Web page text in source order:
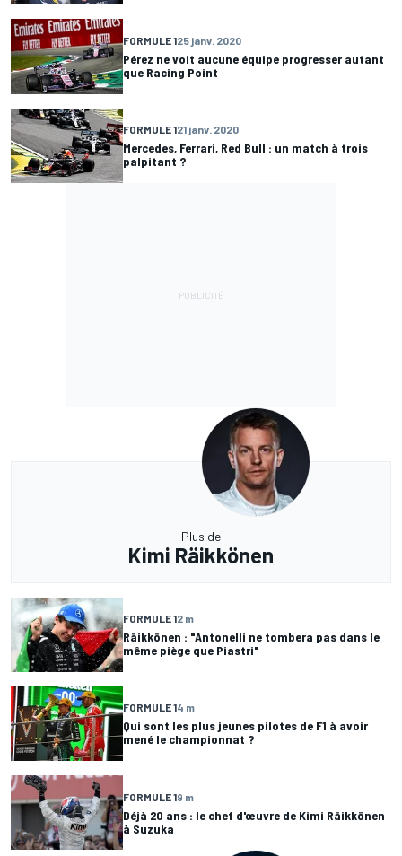
FORMULE 125 janv. 2020
Pérez ne voit aucune équipe progresser autant
que Racing Point
FORMULE 121 janv. 2020
Mercedes, Ferrari, Red Bull : un match à trois
palpitant ?
Plus de
Kimi Räikkönen
FORMULE 12 m
Räikkönen : "Antonelli ne tombera pas dans le
même piège que Piastri"
FORMULE 14 m
Qui sont les plus jeunes pilotes de F1 à avoir
mené le championnat ?
FORMULE 19 m
Déjà 20 ans : le chef d'œuvre de Kimi Räikkönen
à Suzuka